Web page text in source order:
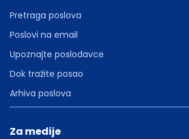
Pretraga poslova
Poslovi na email
Upoznajte poslodavce
Dok tražite posao
Arhiva poslova
Za medije